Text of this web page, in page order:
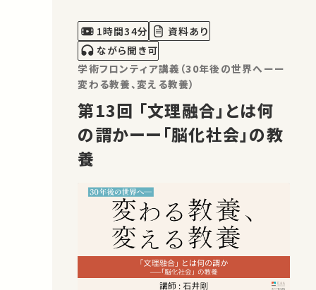
1時間34分
資料あり
ながら聞き可
学術フロンティア講義（30年後の世界へーー
変わる教養、変える教養）
第13回 「文理融合」とは何
の謂かーー「脳化社会」の教
養